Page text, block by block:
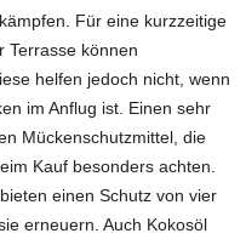
Für eine kurzzeitige
Terrasse können
helfen jedoch nicht, wenn
im Anflug ist. Einen sehr
Mückenschutzmittel, die
Kauf besonders achten.
einen Schutz von vier
erneuern. Auch Kokosöl